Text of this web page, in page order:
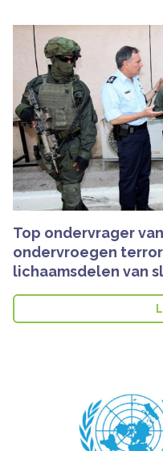
Top ondervrager
ondervroegen
lichaamsdelen van